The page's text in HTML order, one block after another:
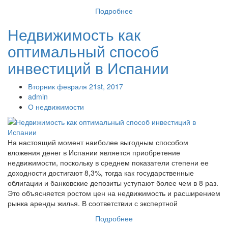
Подробнее
Недвижимость как
оптимальный способ
инвестиций в Испании
Вторник февраля 21st, 2017
admin
О недвижимости
На настоящий момент наиболее выгодным способом
вложения денег в Испании является приобретение
недвижимости, поскольку в среднем показатели степени ее
доходности достигают 8,3%, тогда как государственные
облигации и банковские депозиты уступают более чем в 8 раз.
Это объясняется ростом цен на недвижимость и расширением
рынка аренды жилья. В соответствии с экспертной
Подробнее